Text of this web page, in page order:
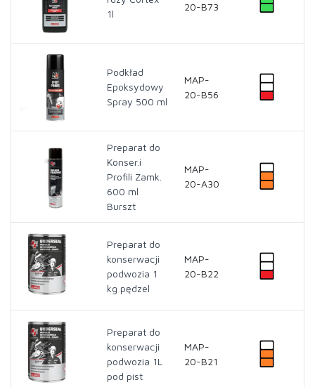
1l
20-B73
Podkład
Epoksydowy
Spray 500 ml
MAP-
20-B56
Preparat do
Konser.i
Profili Zamk.
600 ml
Burszt
MAP-
20-A30
Preparat do
konserwacji
podwozia 1
kg pędzel
MAP-
20-B22
Preparat do
konserwacji
podwozia 1L
pod pist
MAP-
20-B21